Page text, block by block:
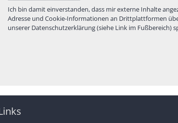
Ich bin damit einverstanden, dass mir externe Inhalte
Adresse und Cookie-Informationen an Drittplattformen
unserer Datenschutzerklärung (siehe Link im Fußbereich)